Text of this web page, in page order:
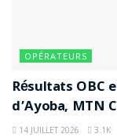
OPÉRATEURS
Résultats OBC
d’Ayoba, MTN
14 JUILLET 2026 3.1K